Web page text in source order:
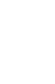
Horizon 5. Fotó: Microsoft